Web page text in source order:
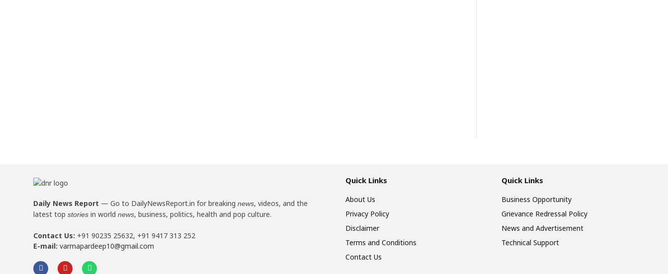
Daily News Report — Go to DailyNewsReport.in for breaking news, videos, and the
latest top stories in world news, business, politics, health and pop culture.
Contact Us: +91 90235 25632, +91 9417 313 252
E-mail: varmapardeep10@gmail.com
Quick Links
About Us
Privacy Policy
Disclaimer
Terms and Conditions
Contact Us
Quick Links
Business Opportunity
Grievance Redressal Policy
News and Advertisement
Technical Support